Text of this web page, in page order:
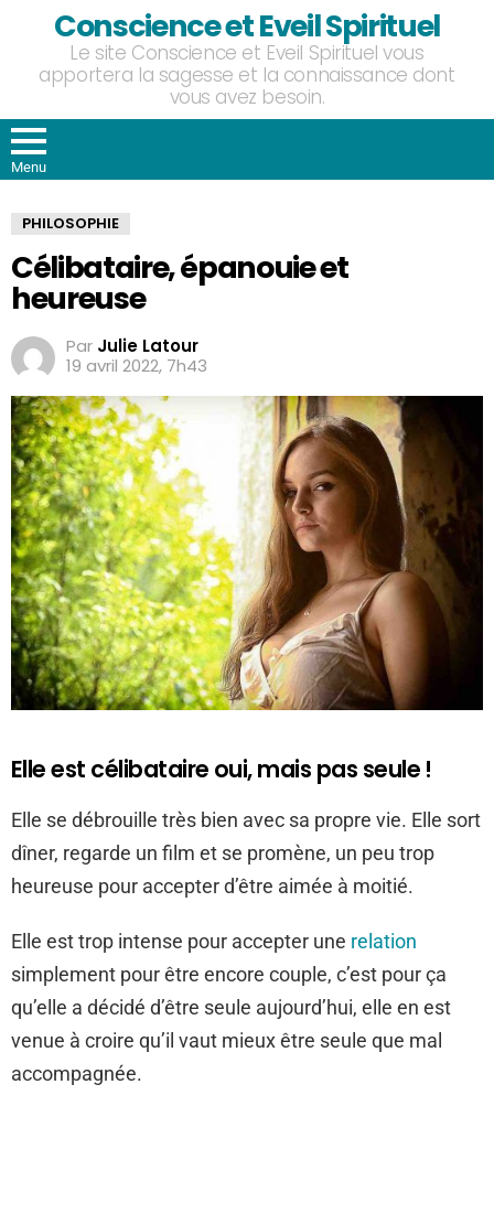
Conscience et Eveil Spirituel
Le site Conscience et Eveil Spirituel vous
apportera la sagesse et la connaissance dont
vous avez besoin.
Menu
PHILOSOPHIE
Célibataire, épanouie et
heureuse
Par Julie Latour
19 avril 2022, 7h43
Elle est célibataire oui, mais pas seule !
Elle se débrouille très bien avec sa propre vie. Elle sort
dîner, regarde un film et se promène, un peu trop
heureuse pour accepter d’être aimée à moitié.
Elle est trop intense pour accepter une relation
simplement pour être encore couple, c’est pour ça
qu’elle a décidé d’être seule aujourd’hui, elle en est
venue à croire qu’il vaut mieux être seule que mal
accompagnée.